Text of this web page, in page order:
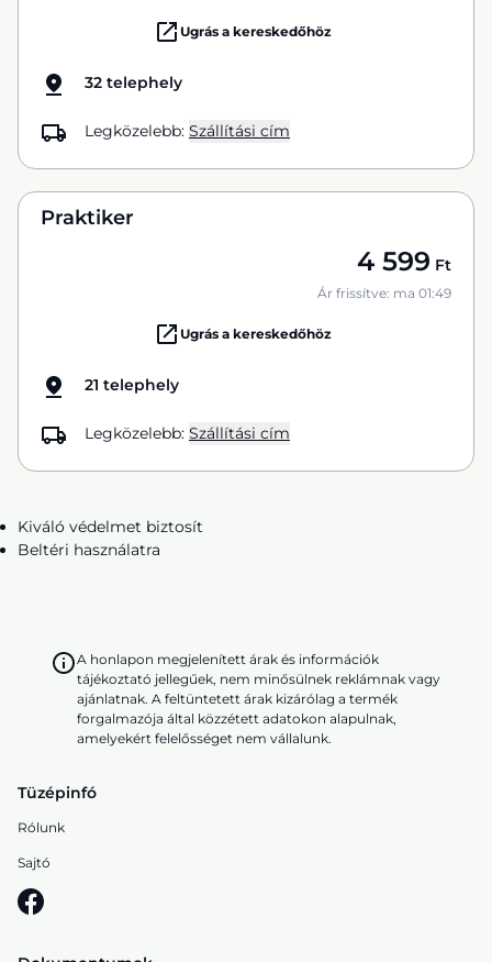
Ugrás a kereskedőhöz
32 telephely
Legközelebb: Szállítási cím
Praktiker
4 599 Ft
Ár frissítve: ma 01:49
Ugrás a kereskedőhöz
21 telephely
Legközelebb: Szállítási cím
Kiváló védelmet biztosít
Beltéri használatra
A honlapon megjelenített árak és információk
tájékoztató jellegűek, nem minősülnek reklámnak vagy
ajánlatnak. A feltüntetett árak kizárólag a termék
forgalmazója által közzétett adatokon alapulnak,
amelyekért felelősséget nem vállalunk.
Tüzépinfó
Rólunk
Sajtó